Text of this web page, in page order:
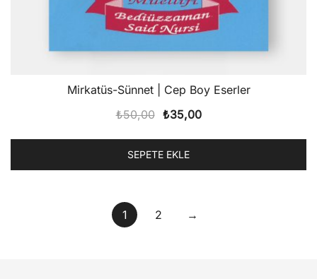
Mirkatüs-Sünnet | Cep Boy Eserler
₺50,00 Orijinal
₺50,00.
₺35,00Şu
₺35,00.
SEPETE EKLE
1 2 →